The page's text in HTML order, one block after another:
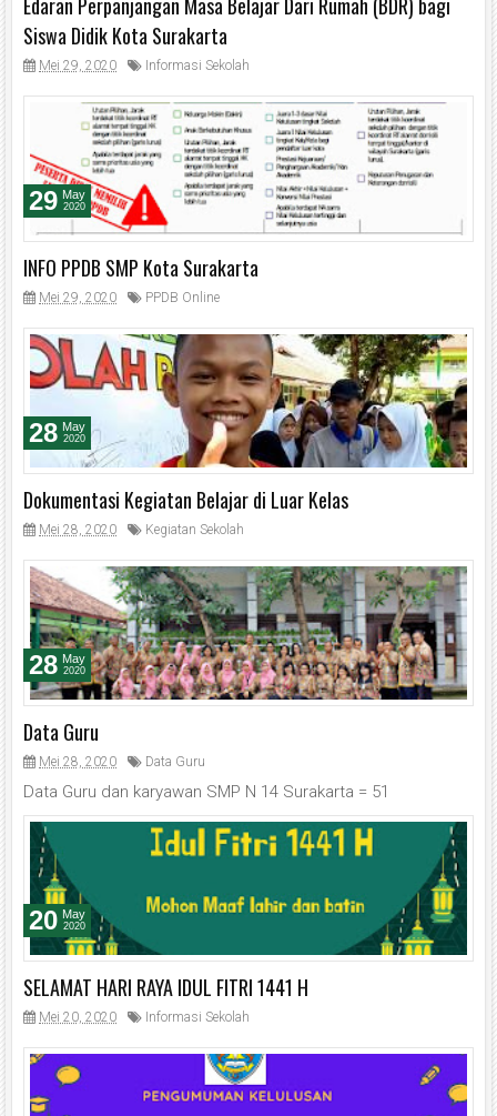
Siswa Didik Kota Surakarta
Mei 29, 2020 Informasi Sekolah
INFO PPDB SMP Kota Surakarta
Mei 29, 2020 PPDB Online
29 May
2020
Dokumentasi Kegiatan Belajar di Luar Kelas
Mei 28, 2020 Kegiatan Sekolah
28 May
2020
Data Guru
Mei 28, 2020 Data Guru
Data Guru dan karyawan SMP N 14 Surakarta = 51
28 May
2020
SELAMAT HARI RAYA IDUL FITRI 1441 H
Mei 20, 2020 Informasi Sekolah
20 May
2020